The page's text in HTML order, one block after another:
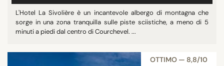
L'Hotel La Sivolière è un incantevole albergo di montagna che
sorge in una zona tranquilla sulle piste sciistiche, a meno di 5
minuti a piedi dal centro di Courchevel. ...
OTTIMO — 8,8/10